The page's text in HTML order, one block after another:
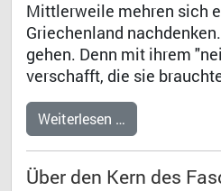
Mittlerweile mehren sich
Griechenland
gehen. Denn mit ihrem
verschafft, die sie
Weiterlesen …
Über den Kern des